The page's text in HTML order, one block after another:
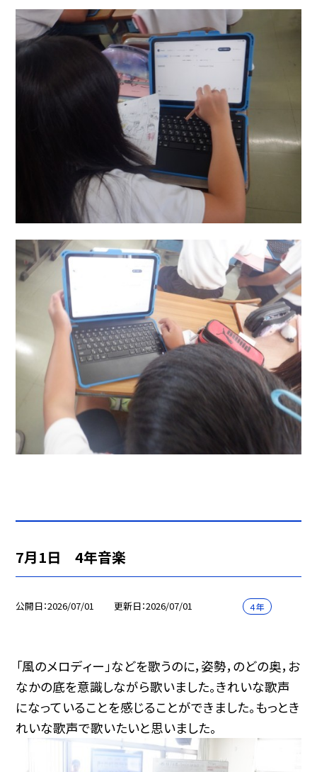
7月1日 4年音楽
公開日 2026/07/01 更新日 2026/07/01 ４年
「風のメロディー」などを歌うのに，姿勢，のどの奥，お
なかの底を意識しながら歌いました。きれいな歌声
になっていることを感じることができました。もっとき
れいな歌声で歌いたいと思いました。